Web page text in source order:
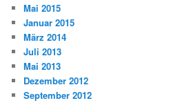
Mai 2015
Januar 2015
März 2014
Juli 2013
Mai 2013
Dezember 2012
September 2012